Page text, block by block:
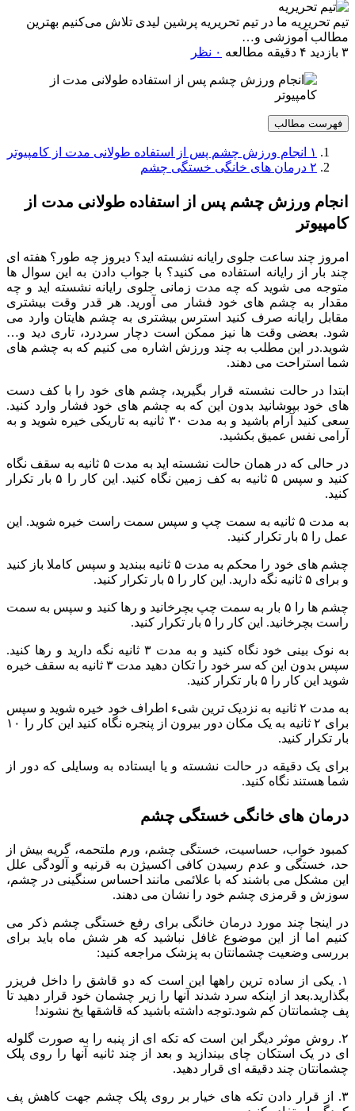
تیم تحریریه ما در تیم تحریریه پرشین لیدی تلاش می‌کنیم بهترین
مطالب آموزشی و…
۳ بازدید
۴ دقیقه مطالعه ۰ نظر
فهرست مطالب
۱
انجام ورزش چشم پس از استفاده طولانی مدت از کامپیوتر
۲ درمان های خانگی خستگی چشم
انجام ورزش چشم پس از استفاده طولانی مدت از
کامپیوتر
امروز چند ساعت جلوی رایانه نشسته اید؟ دیروز چه طور؟ هفته ای
چند بار از رایانه استفاده می کنید؟ با جواب دادن به این سوال ها
متوجه می شوید که چه مدت زمانی جلوی رایانه نشسته اید و چه
مقدار به چشم های خود فشار می آورید. هر قدر وقت بیشتری
مقابل رایانه صرف کنید استرس بیشتری به چشم هایتان وارد می
شود. بعضی وقت ها نیز ممکن است دچار سردرد، تاری دید و…
شوید.در این مطلب به چند ورزش اشاره می کنیم که به چشم های
شما استراحت می دهند.
ابتدا در حالت نشسته قرار بگیرید، چشم های خود را با کف دست
های خود بپوشانید بدون این که به چشم های خود فشار وارد کنید.
سعی کنید آرام باشید و به مدت ۳۰ ثانیه به تاریکی خیره شوید و به
آرامی نفس عمیق بکشید.
در حالی که در همان حالت نشسته اید به مدت ۵ ثانیه به سقف نگاه
کنید و سپس ۵ ثانیه به کف زمین نگاه کنید. این کار را ۵ بار تکرار
کنید.
به مدت ۵ ثانیه به سمت چپ و سپس سمت راست خیره شوید. این
عمل را ۵ بار تکرار کنید.
چشم های خود را محکم به مدت ۵ ثانیه ببندید و سپس کاملا باز کنید
و برای ۵ ثانیه نگه دارید. این کار را ۵ بار تکرار کنید.
چشم ها را ۵ بار به سمت چپ بچرخانید و رها کنید و سپس به سمت
راست بچرخانید. این کار را ۵ بار تکرار کنید.
به نوک بینی خود نگاه کنید و به مدت ۳ ثانیه نگه دارید و رها کنید.
سپس بدون این که سر خود را تکان دهید مدت ۳ ثانیه به سقف خیره
شوید این کار را ۵ بار تکرار کنید.
به مدت ۲ ثانیه به نزدیک ترین شیء اطراف خود خیره شوید و سپس
برای ۲ ثانیه به یک مکان دور بیرون از پنجره نگاه کنید این کار را ۱۰
بار تکرار کنید.
برای یک دقیقه در حالت نشسته و یا ایستاده به وسایلی که دور از
شما هستند نگاه کنید.
درمان های خانگی خستگی چشم
کمبود خواب، حساسیت، خستگی چشم، ورم ملتحمه، گریه بیش از
حد، خستگی و عدم رسیدن کافی اکسیژن به قرنیه و آلودگی علل
این مشکل می باشند که با علائمی مانند احساس سنگینی در چشم،
سوزش و قرمزی چشم خود را نشان می دهند.
در اینجا چند مورد درمان خانگی برای رفع خستگی چشم ذکر می
کنیم اما از این موضوع غافل نباشید که هر شش ماه باید برای
بررسی وضعیت چشمانتان به پزشک مراجعه کنید:
۱. یکی از ساده ترین راهها این است که دو قاشق را داخل فریزر
بگذارید.بعد از اینکه سرد شدند آنها را زیر چشمان خود قرار دهید تا
پف چشمانتان کم شود.توجه داشته باشید که قاشقها یخ نشوند!
۲. روش موثر دیگر این است که تکه ای از پنبه را به صورت گلوله
ای در یک استکان چای بیندازید و بعد از چند ثانیه آنها را روی پلک
چشمانتان چند دقیقه ای قرار دهید.
۳. از قرار دادن تکه های خیار بر روی پلک چشم جهت کاهش پف